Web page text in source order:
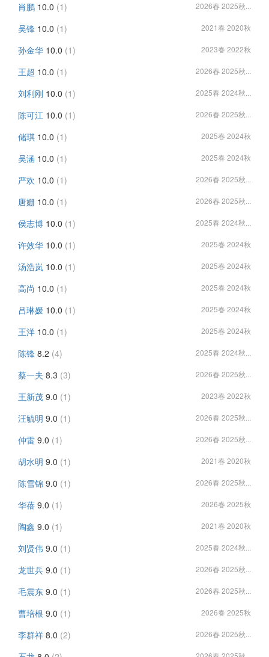
肖鹏 10.0 (1) 2026春 2025秋...
吴锋 10.0 (1) 2021春 2020秋
孙金华 10.0 (1) 2023春 2022秋
王超 10.0 (1) 2026春 2025秋...
刘利刚 10.0 (1) 2025春 2024秋...
陈可江 10.0 (1) 2026春 2025秋...
储琪 10.0 (1) 2025春 2024秋
吴涵 10.0 (1) 2025春 2024秋
严欢 10.0 (1) 2026春 2025秋...
唐姗 10.0 (1) 2026春 2025秋...
侯志博 10.0 (1) 2025春 2024秋...
许效华 10.0 (1) 2025春 2024秋
汤浩岚 10.0 (1) 2025春 2024秋
高尚 10.0 (1) 2025春 2024秋
吕琳媛 10.0 (1) 2025春 2024秋
王洋 10.0 (1) 2025春 2024秋
陈锋 8.2 (4) 2025春 2024秋...
蔡一夫 8.3 (3) 2026春 2025秋...
王新茂 9.0 (1) 2023春 2022秋
汪毓明 9.0 (1) 2026春 2025秋...
仲雷 9.0 (1) 2026春 2025秋...
胡水明 9.0 (1) 2021春 2020秋
陈雪锦 9.0 (1) 2026春 2025秋...
华蓓 9.0 (1) 2026春 2025秋
陶鑫 9.0 (1) 2021春 2020秋
刘贤伟 9.0 (1) 2025春 2024秋...
龙世兵 9.0 (1) 2026春 2025秋...
毛震东 9.0 (1) 2026春 2025秋...
曹培根 9.0 (1) 2026春 2025秋
李群祥 8.0 (2) 2026春 2025秋...